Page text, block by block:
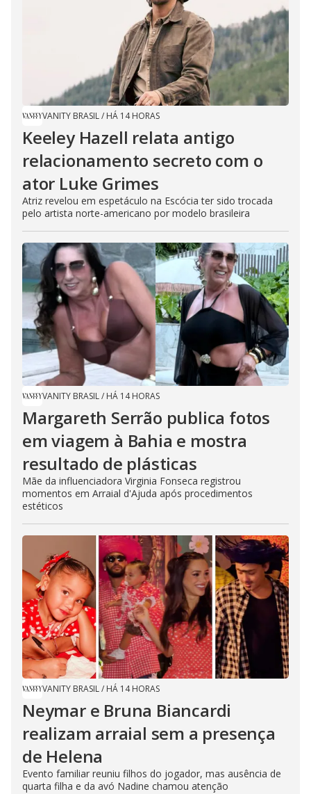
VANITY BRASIL/ HÁ 14 HORAS
Keeley Hazell relata antigo
relacionamento secreto com o
ator Luke Grimes
Atriz revelou em espetáculo na Escócia ter sido trocada
pelo artista norte-americano por modelo brasileira
VANITY BRASIL/ HÁ 14 HORAS
Margareth Serrão publica fotos
em viagem à Bahia e mostra
resultado de plásticas
Mãe da influenciadora Virginia Fonseca registrou
momentos em Arraial d'Ajuda após procedimentos
estéticos
VANITY BRASIL/ HÁ 14 HORAS
Neymar e Bruna Biancardi
realizam arraial sem a presença
de Helena
Evento familiar reuniu filhos do jogador, mas ausência de
quarta filha e da avó Nadine chamou atenção